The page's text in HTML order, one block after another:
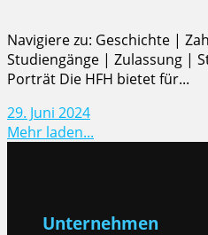
Navigiere zu: Geschichte |
Studiengänge | Zulassung |
Porträt Die HFH bietet für...
29. Juni 2024
Mehr laden...
Unternehmen